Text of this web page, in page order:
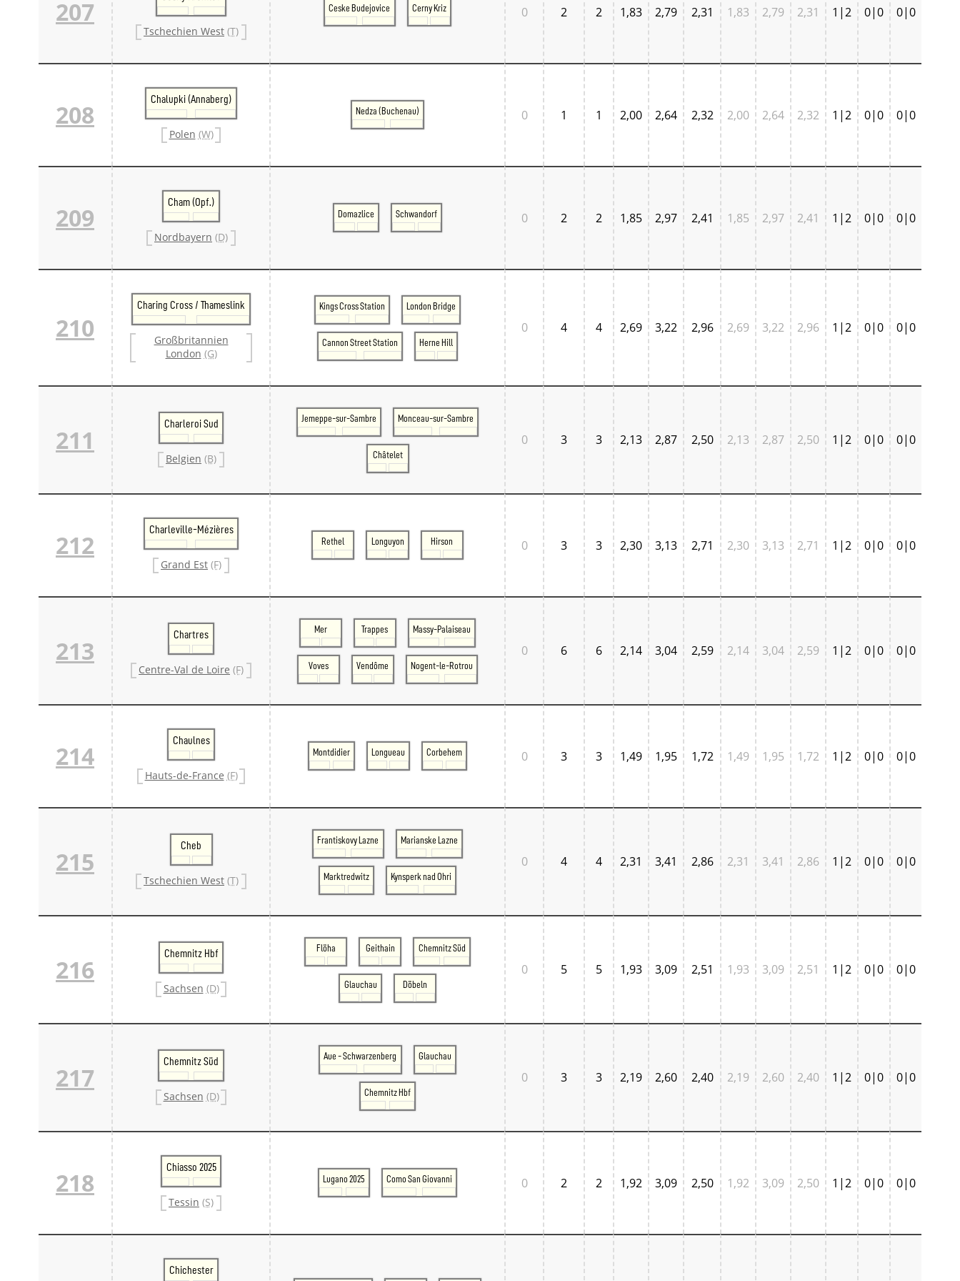
207
Tschechien West (T)
Ceske Budejovice Cerny Kriz 0 2 2 1,83 2,79 2,31 1,83 2,79 2,31 1|2 0|0 0|0
208
Chalupki (Annaberg)
Polen (W)
Nedza (Buchenau) 0 1 1 2,00 2,64 2,32 2,00 2,64 2,32 1|2 0|0 0|0
209
Cham (Opf.)
Nordbayern (D)
Domazlice Schwandorf 0 2 2 1,85 2,97 2,41 1,85 2,97 2,41 1|2 0|0 0|0
210
Charing Cross / Thameslink
Großbritannien
London (G)
Kings Cross Station London Bridge
Cannon Street Station Herne Hill
0 4 4 2,69 3,22 2,96 2,69 3,22 2,96 1|2 0|0 0|0
211
Charleroi Sud
Belgien (B)
Jemeppe-sur-Sambre Monceau-sur-Sambre
Châtelet
0 3 3 2,13 2,87 2,50 2,13 2,87 2,50 1|2 0|0 0|0
212
Charleville-Mézières
Grand Est (F)
Rethel Longuyon Hirson 0 3 3 2,30 3,13 2,71 2,30 3,13 2,71 1|2 0|0 0|0
213
Chartres
Centre-Val de Loire (F)
Mer Trappes Massy-Palaiseau
Voves Vendôme Nogent-le-Rotrou
0 6 6 2,14 3,04 2,59 2,14 3,04 2,59 1|2 0|0 0|0
214
Chaulnes
Hauts-de-France (F)
Montdidier Longueau Corbehem 0 3 3 1,49 1,95 1,72 1,49 1,95 1,72 1|2 0|0 0|0
215
Cheb
Tschechien West (T)
Frantiskovy Lazne Marianske Lazne
Marktredwitz Kynsperk nad Ohri
0 4 4 2,31 3,41 2,86 2,31 3,41 2,86 1|2 0|0 0|0
216
Chemnitz Hbf
Sachsen (D)
Flöha Geithain Chemnitz Süd
Glauchau Döbeln
0 5 5 1,93 3,09 2,51 1,93 3,09 2,51 1|2 0|0 0|0
217
Chemnitz Süd
Sachsen (D)
Aue - Schwarzenberg Glauchau
Chemnitz Hbf
0 3 3 2,19 2,60 2,40 2,19 2,60 2,40 1|2 0|0 0|0
218
Chiasso 2025
Tessin (S)
Lugano 2025 Como San Giovanni 0 2 2 1,92 3,09 2,50 1,92 3,09 2,50 1|2 0|0 0|0
Chichester